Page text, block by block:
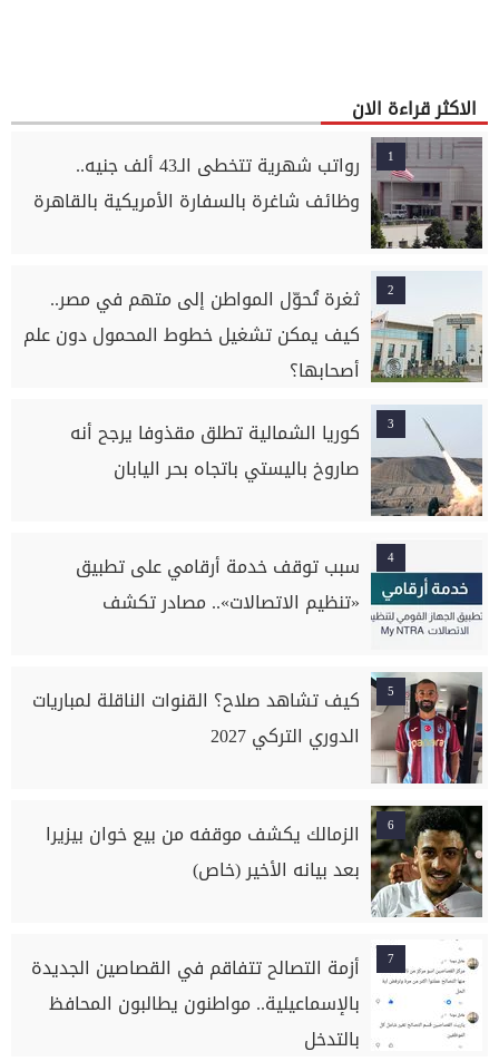
الاكثر قراءة الان
1
رواتب شهرية تتخطى الـ43 ألف جنيه..
وظائف شاغرة بالسفارة الأمريكية بالقاهرة
2
ثغرة تُحوّل المواطن إلى متهم في مصر..
كيف يمكن تشغيل خطوط المحمول دون علم
أصحابها؟
3
كوريا الشمالية تطلق مقذوفا يرجح أنه
صاروخ باليستي باتجاه بحر اليابان
4
سبب توقف خدمة أرقامي على تطبيق
«تنظيم الاتصالات».. مصادر تكشف
5
كيف تشاهد صلاح؟ القنوات الناقلة لمباريات
الدوري التركي 2027
6
الزمالك يكشف موقفه من بيع خوان بيزيرا
بعد بيانه الأخير (خاص)
7
أزمة التصالح تتفاقم في القصاصين الجديدة
بالإسماعيلية.. مواطنون يطالبون المحافظ
بالتدخل